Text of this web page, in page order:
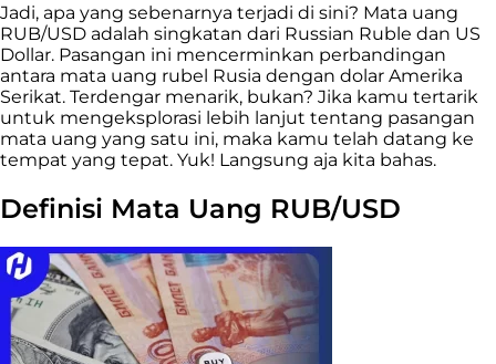
Jadi, apa yang sebenarnya terjadi di sini? Mata uang
RUB/USD adalah singkatan dari Russian Ruble dan US
Dollar. Pasangan ini mencerminkan perbandingan
antara mata uang rubel Rusia dengan dolar Amerika
Serikat. Terdengar menarik, bukan? Jika kamu tertarik
untuk mengeksplorasi lebih lanjut tentang pasangan
mata uang yang satu ini, maka kamu telah datang ke
tempat yang tepat. Yuk! Langsung aja kita bahas.
Definisi Mata Uang RUB/USD